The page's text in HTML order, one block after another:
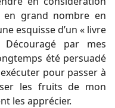
en grand nombre en
esquisse d’un « livre
par mes
été persuadé
pour passer à
les fruits de mon
les apprécier.